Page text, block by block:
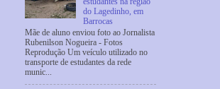
do Lagedinho, em
Barrocas
Mãe de aluno enviou foto ao Jornalista
Rubenilson Nogueira - Fotos
Reprodução Um veículo utilizado no
transporte de estudantes da rede
munic...